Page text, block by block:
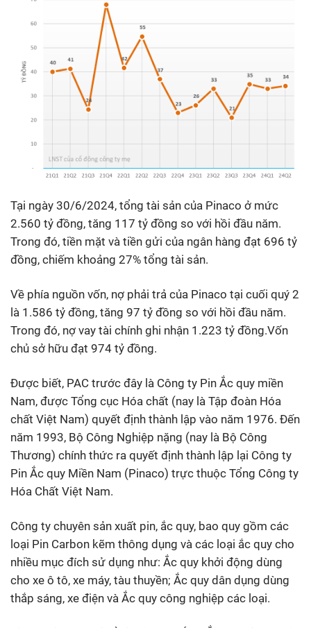
Tại ngày 30/6/2024, tổng tài sản của Pinaco ở mức
2.560 tỷ đồng, tăng 117 tỷ đồng so với hồi đầu năm.
Trong đó, tiền mặt và tiền gửi của ngân hàng đạt 696 tỷ
đồng, chiếm khoảng 27% tổng tài sản.
Về phía nguồn vốn, nợ phải trả của Pinaco tại cuối quý 2
là 1.586 tỷ đồng, tăng 97 tỷ đồng so với hồi đầu năm.
Trong đó, nợ vay tài chính ghi nhận 1.223 tỷ đồng.Vốn
chủ sở hữu đạt 974 tỷ đồng.
Được biết, PAC trước đây là Công ty Pin Ắc quy miền
Nam, được Tổng cục Hóa chất (nay là Tập đoàn Hóa
chất Việt Nam) quyết định thành lập vào năm 1976. Đến
năm 1993, Bộ Công Nghiệp nặng (nay là Bộ Công
Thương) chính thức ra quyết định thành lập lại Công ty
Pin Ắc quy Miền Nam (Pinaco) trực thuộc Tổng Công ty
Hóa Chất Việt Nam.
Công ty chuyên sản xuất pin, ắc quy, bao quy gồm các
loại Pin Carbon kẽm thông dụng và các loại ắc quy cho
nhiều mục đích sử dụng như: Ắc quy khởi động dùng
cho xe ô tô, xe máy, tàu thuyền; Ắc quy dân dụng dùng
thắp sáng, xe điện và Ắc quy công nghiệp các loại.